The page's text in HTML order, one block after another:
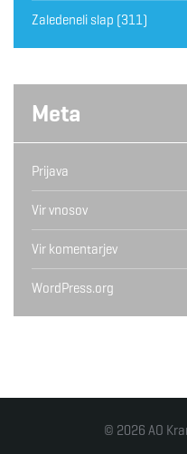
Zaledeneli slap (311)
Meta
Prijava
Vir vnosov
Vir komentarjev
WordPress.org
© 2026 AO